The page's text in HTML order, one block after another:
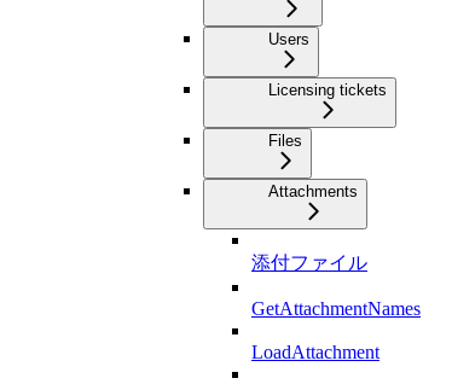
Users
Licensing tickets
Files
Attachments
添付ファイル
GetAttachmentNames
LoadAttachment